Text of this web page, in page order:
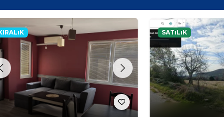
Previous Next
SATıLıK